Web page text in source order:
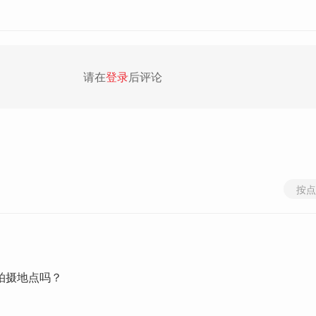
请在登录后评论
按
摄地点吗？